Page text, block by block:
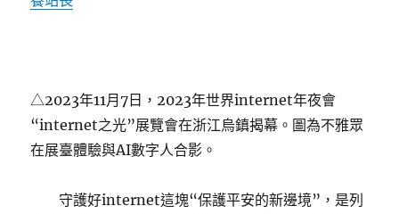
△2023年11月7日，2023年世界internet年夜會
“internet之光”展覽會在浙江烏鎮揭幕。圖為不雅眾
在展臺體驗與AI數字人合影。
守護好internet這塊“保護平安的新邊境”，是列